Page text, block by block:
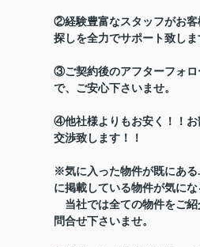
②経験豊富なスタッフがお
探しを全力でサポート致しま
③ご契約後のアフターフォ
で、ご安心下さいませ。
④他社様よりもお安く！！お
交渉致します！！
※気に入った物件が既にあ
に掲載している物件が気にな
当社では全ての物件をご
問合せ下さいませ。